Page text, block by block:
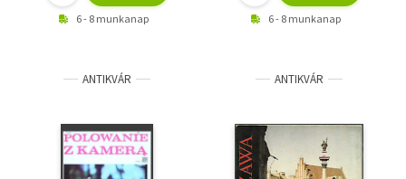
6 - 8 munkanap 6 - 8 munkanap
ANTIKVÁR ANTIKVÁR